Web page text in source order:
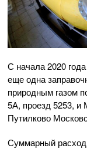
С начала 2020
еще одна
природным газом
5А, проезд 5253, и
Путилково
Суммарный